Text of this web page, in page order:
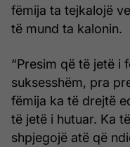
fëmija ta tejkalojë
të mund ta kalonin.
“Presim që të jetë i
suksesshëm, pra
fëmija ka të drejtë
të jetë i hutuar. Ka
shpjegojë atë që